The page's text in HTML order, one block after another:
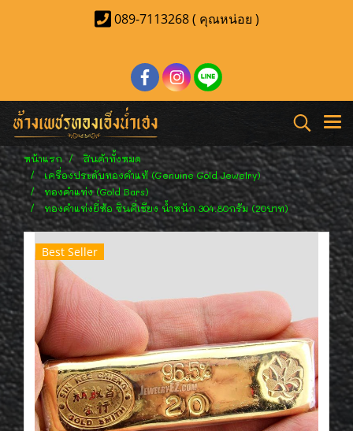
089-7113268 ( คุณหน่อย )
หน้าแรก
สินค้าทั้งหมด
เครื่องประดับทองคำแท้ (Genuine Gold Jewelry)
ทองคำแท่ง (Gold Bars)
ทองคำแท่งยี่ห้อ ซินคี่เชียง น้ำหนัก 304.80กรัม (20บาท)
Best Seller